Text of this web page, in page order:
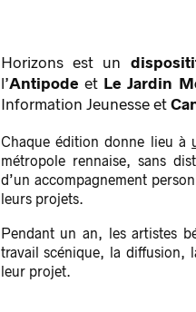
Horizons est un
l’Antipode et Le Jardin
Information Jeunesse et
Chaque édition donne lieu à
métropole rennaise, sans
d’un accompagnement
leurs projets.
Pendant un an, les artistes
travail scénique, la diffusion,
leur projet.